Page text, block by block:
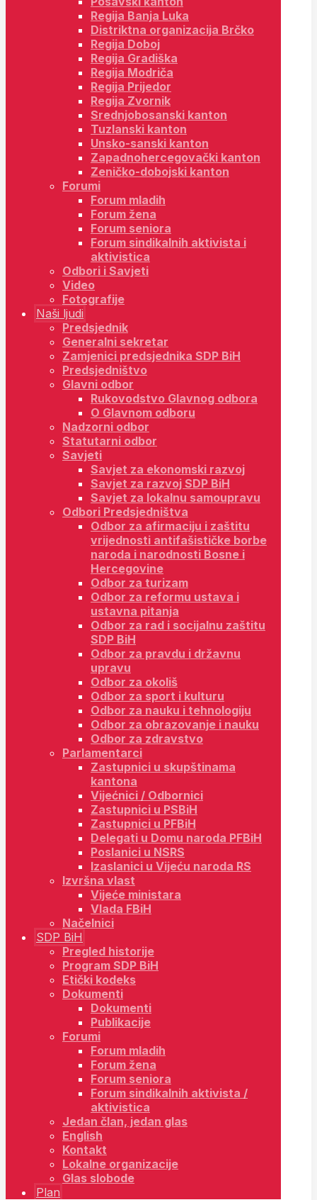
Regija Banja Luka
Distriktna organizacija Brčko
Regija Doboj
Regija Gradiška
Regija Modriča
Regija Prijedor
Regija Zvornik
Srednjobosanski kanton
Tuzlanski kanton
Unsko-sanski kanton
Zapadnohercegovački kanton
Zeničko-dobojski kanton
Forumi
Forum mladih
Forum žena
Forum seniora
Forum sindikalnih aktivista i
aktivistica
Odbori i Savjeti
Video
Fotografije
Naši ljudi
Predsjednik
Generalni sekretar
Zamjenici predsjednika SDP BiH
Predsjedništvo
Glavni odbor
Rukovodstvo Glavnog odbora
O Glavnom odboru
Nadzorni odbor
Statutarni odbor
Savjeti
Savjet za ekonomski razvoj
Savjet za razvoj SDP BiH
Savjet za lokalnu samoupravu
Odbori Predsjedništva
Odbor za afirmaciju i zaštitu
vrijednosti antifašističke borbe
naroda i narodnosti Bosne i
Hercegovine
Odbor za turizam
Odbor za reformu ustava i
ustavna pitanja
Odbor za rad i socijalnu zaštitu
SDP BiH
Odbor za pravdu i državnu
upravu
Odbor za okoliš
Odbor za sport i kulturu
Odbor za nauku i tehnologiju
Odbor za obrazovanje i nauku
Odbor za zdravstvo
Parlamentarci
Zastupnici u skupštinama
kantona
Vijećnici / Odbornici
Zastupnici u PSBiH
Zastupnici u PFBiH
Delegati u Domu naroda PFBiH
Poslanici u NSRS
Izaslanici u Vijeću naroda RS
Izvršna vlast
Vijeće ministara
Vlada FBiH
Načelnici
SDP BiH
Pregled historije
Program SDP BiH
Etički kodeks
Dokumenti
Dokumenti
Publikacije
Forumi
Forum mladih
Forum žena
Forum seniora
Forum sindikalnih aktivista /
aktivistica
Jedan član, jedan glas
English
Kontakt
Lokalne organizacije
Glas slobode
Plan